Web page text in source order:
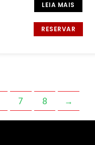
LEIA MAIS
RESERVAR
7 8 →